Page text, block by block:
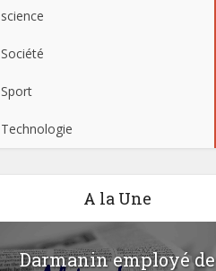
science
Société
Sport
Technologie
A la Une
Darmanin employé de